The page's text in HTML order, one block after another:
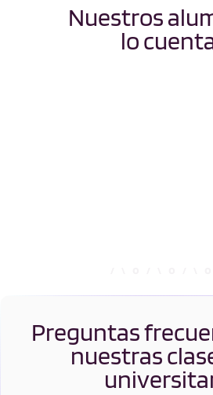
Nuestros
lo
Preguntas
nuestras